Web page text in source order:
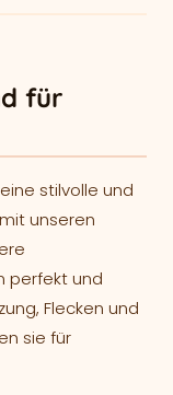
für
stilvolle und
unseren
perfekt und
Flecken und
sie für